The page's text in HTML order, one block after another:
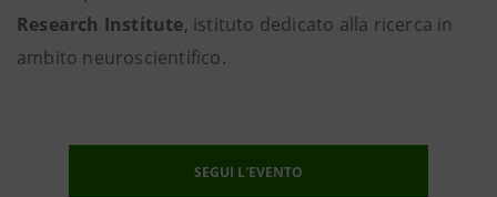
Research Institute, istituto dedicato alla ricerca in
ambito neuroscientifico.
SEGUI L'EVENTO